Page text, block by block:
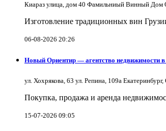
Киараз улица, дом 40 Фамильниый Винный Дом
Изготовление традиционных вин
06-08-2026 20:26
Новый Ориентир — агентство недвижимости в
ул. Хохрякова, 63 ул. Репина, 109a
Покупка, продажа и аренда
15-07-2026 09:05